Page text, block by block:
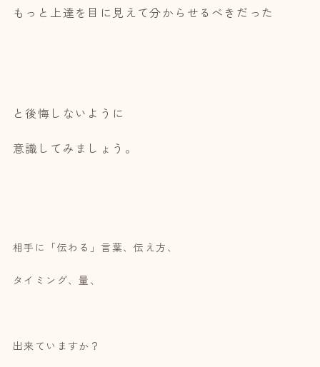
もっと上達を目に見えて分からせるべきだった
と後悔しないように
意識してみましょう。
相手に「伝わる」言葉、伝え方、
タイミング、量、
出来ていますか？